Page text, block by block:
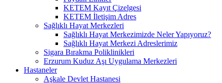
KETEM Kayıt Çizelgesi
KETEM İletişim Adres
Sağlıklı Hayat Merkezleri
Sağlıklı Hayat Merkezimizde Neler Yapıyoruz?
Sağlıklı Hayat Merkezi Adreslerimiz
Sigara Bırakma Poliklinikleri
Erzurum Kuduz Aşı Uygulama Merkezleri
Hastaneler
Aşkale Devlet Hastanesi